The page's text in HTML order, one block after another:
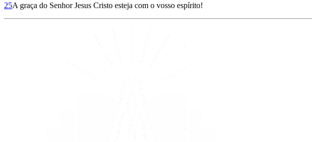
25A graça do Senhor Jesus Cristo esteja com o vosso espírito!